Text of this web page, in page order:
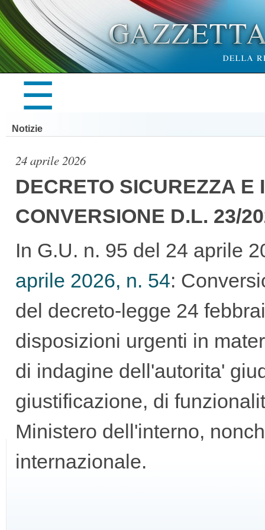
☰
×
LA
GAZZETTA
UFFICIALE
GUIDA
ALL'USO
F.A.Q.
INSERZIONI
Notizie
24 aprile 2026
DECRETO SICUREZZA E
CONVERSIONE D.L. 23/
In G.U. n. 95 del 24 aprile
aprile 2026, n. 54:
del decreto-legge 24
disposizioni urgenti in
di indagine dell'autorita'
giustificazione, di
Ministero dell'interno,
internazionale.